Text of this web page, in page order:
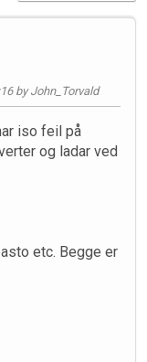
by John_Torvald
iso feil på
og ladar ved
etc. Begge er